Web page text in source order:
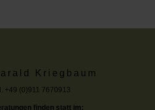
Kriegbaum
+49 (0)911 7670913
finden statt im: